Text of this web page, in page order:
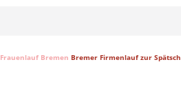
Frauenlauf Bremen Bremer Firmenlauf zur